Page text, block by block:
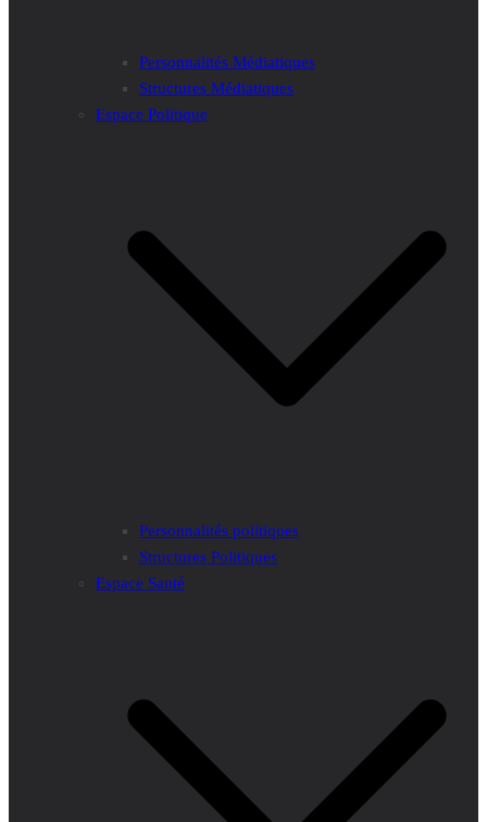
Personnalités Médiatiques
Structures Médiatiques
Espace Politique
Personnalités politiques
Structures Politiques
Espace Santé